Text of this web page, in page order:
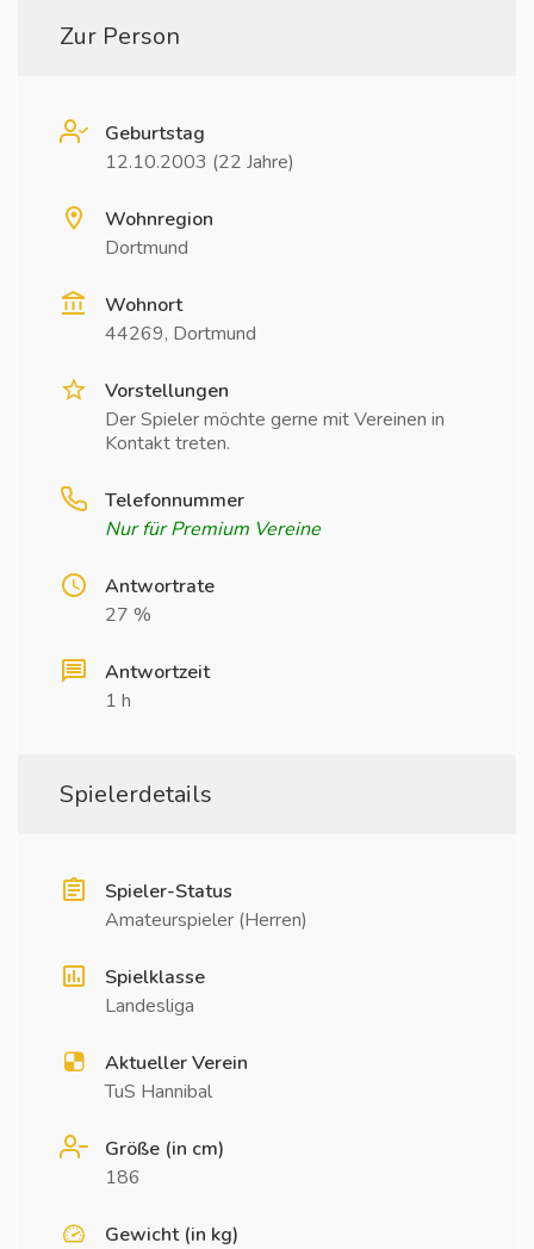
Zur Person
Geburtstag
12.10.2003 (22 Jahre)
Wohnregion
Dortmund
Wohnort
44269, Dortmund
Vorstellungen
Der Spieler möchte gerne mit Vereinen in
Kontakt treten.
Telefonnummer
Nur für Premium Vereine
Antwortrate
27 %
Antwortzeit
1 h
Spielerdetails
Spieler-Status
Amateurspieler (Herren)
Spielklasse
Landesliga
Aktueller Verein
TuS Hannibal
Größe (in cm)
186
Gewicht (in kg)